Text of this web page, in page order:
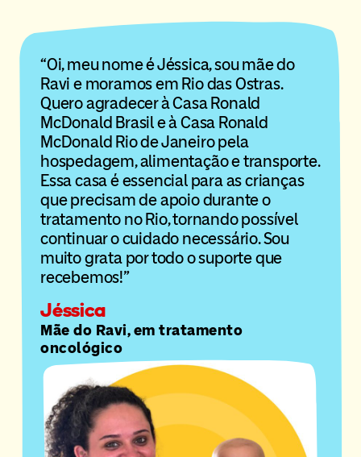
“Oi, meu nome é Jéssica, sou mãe do
Ravi e moramos em Rio das Ostras.
Quero agradecerà Casa Ronald
McDonald Brasil e à Casa Ronald
McDonald Rio de Janeiropela
hospedagem, alimentação e transporte.
Essa casa é essencial para as crianças
que precisam de apoio durante o
tratamento no Rio, tornando possível
continuar o cuidado necessário. Sou
muito grata por todo o suporte que
recebemos!”
Jéssica
Mãe do Ravi, em tratamento
oncológico